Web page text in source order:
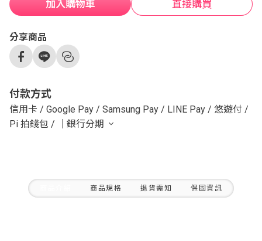
加入購物車 直接購買
分享商品
付款方式
信用卡 / Google Pay / Samsung Pay / LINE Pay / 悠遊付 /
Pi 拍錢包 / ｜銀行分期
商品規格 退貨需知 保固資訊